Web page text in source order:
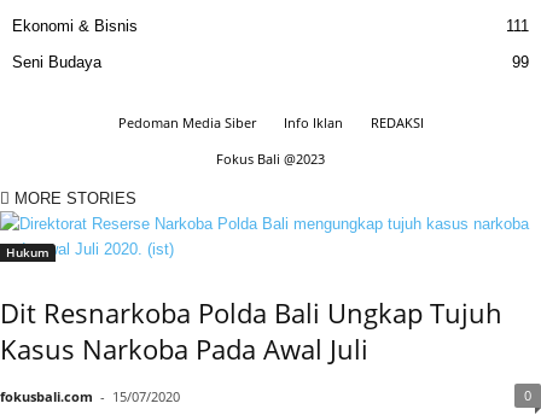
Ekonomi & Bisnis
111
Seni Budaya
99
Pedoman Media Siber Info Iklan
REDAKSI
Fokus Bali @2023
MORE STORIES
Hukum
Dit Resnarkoba Polda Bali Ungkap Tujuh
Kasus Narkoba Pada Awal Juli
fokusbali.com - 15/07/2020 0